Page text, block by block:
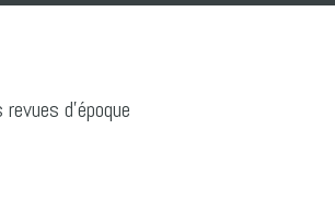
d'époque